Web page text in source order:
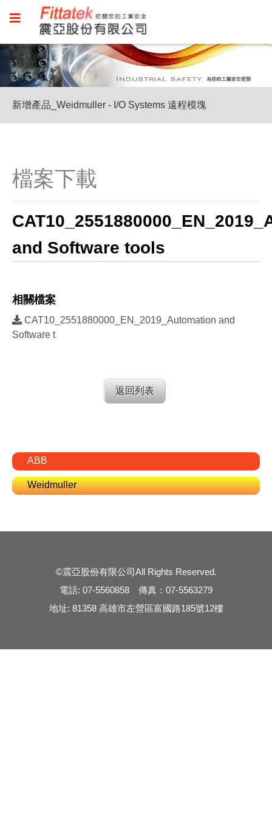
新增產品_Weidmuller - I/O Systems 遠程模塊
檔案下載
and Software tools
相關檔案
CAT10_2551880000_EN_2019_Automation and
Software t
返回列表
ABB
Weidmuller
©震亞股份有限公司All Rights Reserved.
電話: 07-5560858 傳真：07-5563279
地址: 81358 高雄市左營區富國路185號12樓